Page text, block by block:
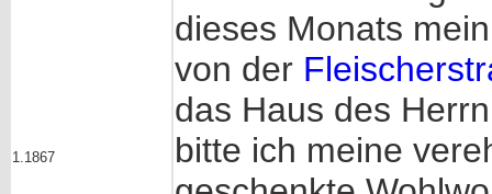
1.1867
dieses Monats
von der
das Haus des
bitte ich meine